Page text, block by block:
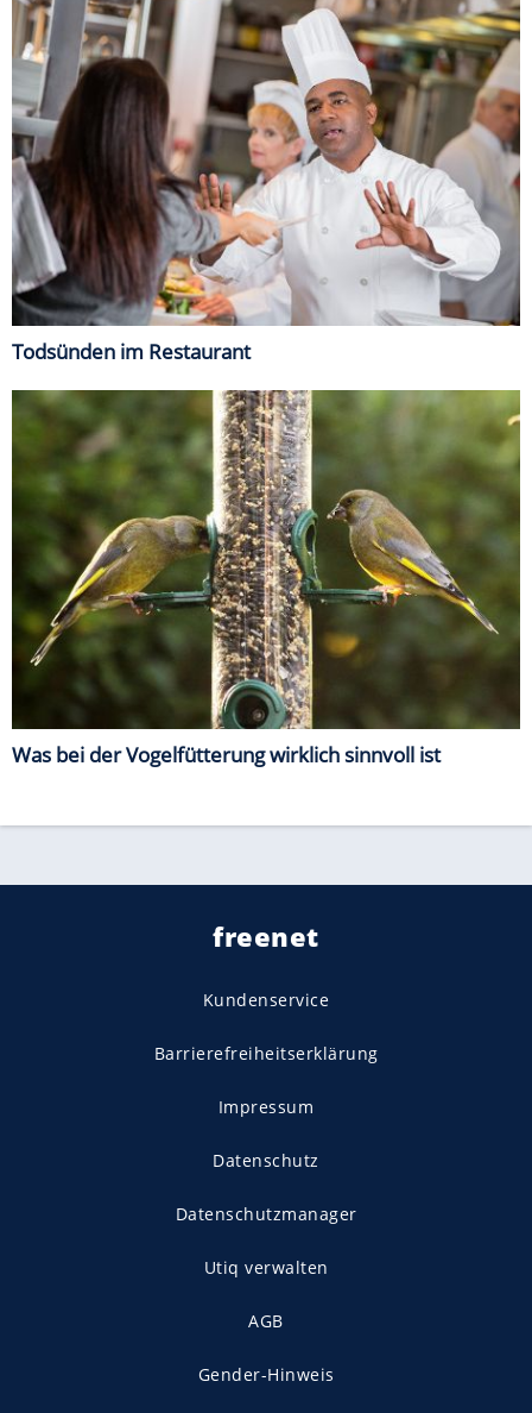
Todsünden im Restaurant
Was bei der Vogelfütterung wirklich sinnvoll ist
freenet
Kundenservice
Barrierefreiheitserklärung
Impressum
Datenschutz
Datenschutzmanager
Utiq verwalten
AGB
Gender-Hinweis